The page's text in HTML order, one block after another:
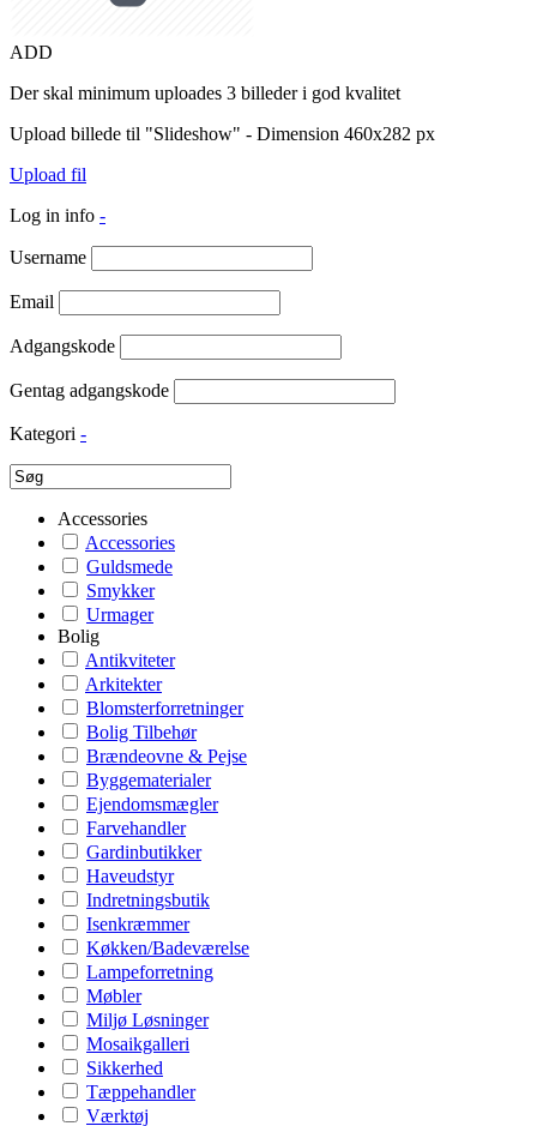
ADD
Der skal minimum uploades 3 billeder i god kvalitet
Upload billede til "Slideshow" - Dimension 460x282 px
Upload fil
Log in info -
Username
Email
Adgangskode
Gentag adgangskode
Kategori -
Accessories
Accessories
Guldsmede
Smykker
Urmager
Bolig
Antikviteter
Arkitekter
Blomsterforretninger
Bolig Tilbehør
Brændeovne & Pejse
Byggematerialer
Ejendomsmægler
Farvehandler
Gardinbutikker
Haveudstyr
Indretningsbutik
Isenkræmmer
Køkken/Badeværelse
Lampeforretning
Møbler
Miljø Løsninger
Mosaikgalleri
Sikkerhed
Tæppehandler
Værktøj